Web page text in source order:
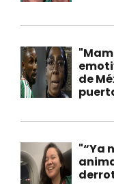
de
"“Ya